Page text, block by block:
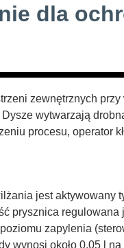
dla
zewnętrznych
wytwarzają
procesu, operator
jest aktywowany
prysznica
zapylenia
wynosi około 0,05 l